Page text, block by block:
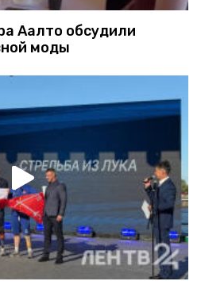
Аалто обсудили
моды